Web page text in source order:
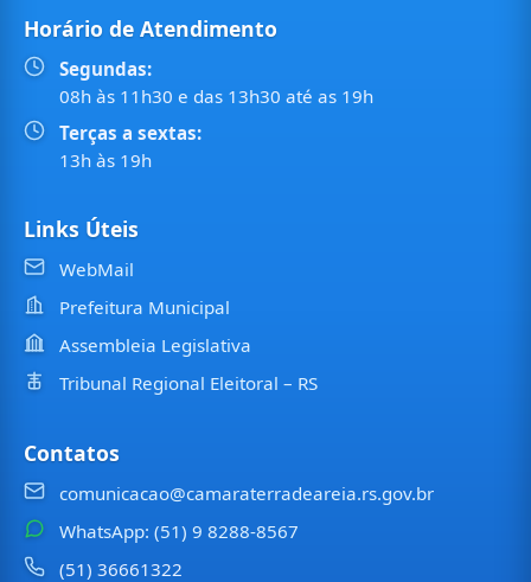
Horário de Atendimento
Segundas:
08h às 11h30 e das 13h30 até as 19h
Terças a sextas:
13h às 19h
Links Úteis
WebMail
Prefeitura Municipal
Assembleia Legislativa
Tribunal Regional Eleitoral – RS
Contatos
comunicacao@camaraterradeareia.rs.gov.br
WhatsApp: (51) 9 8288-8567
(51) 36661322